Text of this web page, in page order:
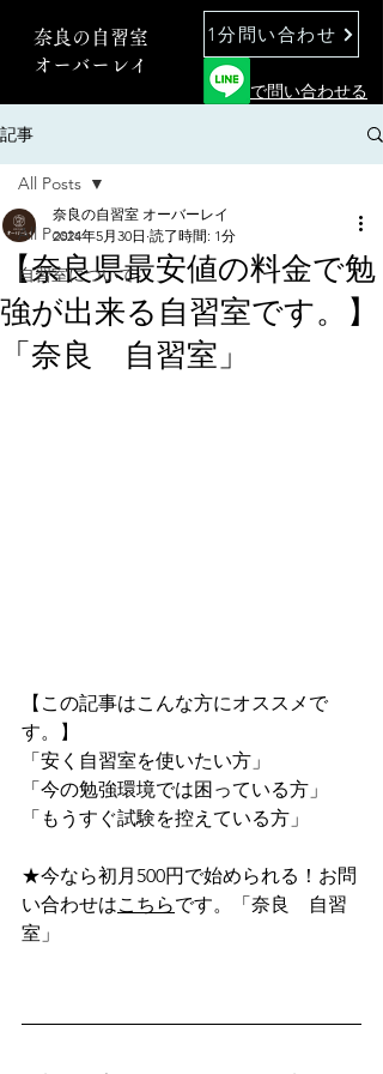
奈良の自習室
オーバーレイ
1分問い合わせ
で問い合わせる
記事
All Posts
自習室について
All Posts
【奈良県最安値の料金で勉
強が出来る自習室です。】
「奈良 自習室」
奈良の自習室 オーバーレイ
2024年5月30日 読了時間: 1分
【この記事はこんな方にオススメで
す。】
「安く自習室を使いたい方」
「今の勉強環境では困っている方」
「もうすぐ試験を控えている方」
★今なら初月500円で始められる！お問
い合わせはこちらです。「奈良　自習
室」